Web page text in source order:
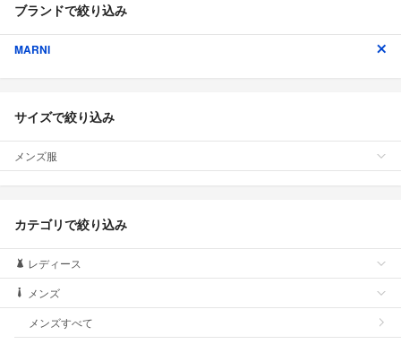
ブランドで絞り込み
MARNI
サイズで絞り込み
メンズ服
カテゴリで絞り込み
レディース
メンズ
メンズすべて